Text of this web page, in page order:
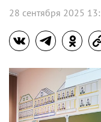
28 сентября 2025